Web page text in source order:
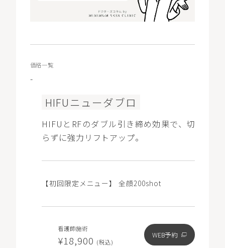
価格一覧
-
HIFUニューダブロ
HIFUとRFのダブル引き締め効果で、切
らずに強力リフトアップ。
【初回限定メニュー】 全顔200shot
看護師施術
¥18,900 (税込)
WEB予約